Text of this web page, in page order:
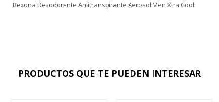
Rexona Desodorante Antitranspirante Aerosol Men Xtra Cool
PRODUCTOS QUE TE PUEDEN INTERESAR